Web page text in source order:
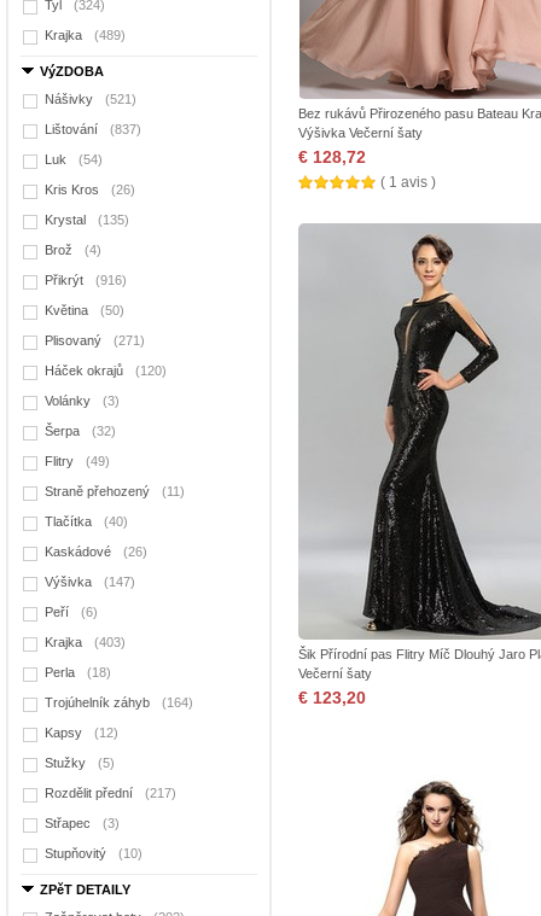
Tyl (324)
Krajka (489)
VýZDOBA
Nášivky
(521)
Lištování (837)
Luk (54)
Kris Kros (26)
Krystal (135)
Brož (4)
Přikrýt (916)
Květina (50)
Plisovaný (271)
Háček okrajů (120)
Volánky (3)
Šerpa (32)
Flitry (49)
Straně přehozený (11)
Tlačítka (40)
Kaskádové (26)
Výšivka (147)
Peří (6)
Krajka (403)
Perla (18)
Trojúhelník záhyb (164)
Kapsy (12)
Stužky (5)
Rozdělit přední (217)
Střapec (3)
Stupňovitý (10)
ZPěT DETAILY
Bez rukávů Přirozeného pasu Bateau
Výšivka Večerní šaty
€ 128,72
( 1 avis )
Šik Přírodní pas Flitry Míč Dlouhý Jaro
Večerní šaty
€ 123,20